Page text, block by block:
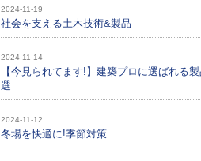
2024-11-19
社会を支える土木技術&製品
2024-11-14
【今見られてます!】建築プロに選ばれる
選
2024-11-12
冬場を快適に!季節対策